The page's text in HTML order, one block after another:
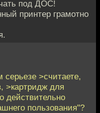
под ДОС!
принтер грамотно
>считаете,
>картридж для
действительно
пользования"?